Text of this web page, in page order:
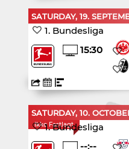
SATURDAY, 19.
1. Bundesliga
15:30
SATURDAY, 10.
Ikke Fastlagt
1. Bundesliga
--:--